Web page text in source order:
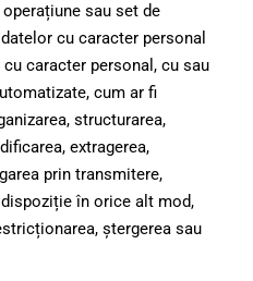
sau set de
cu caracter personal
caracter personal, cu sau
cum ar fi
structurarea,
extragerea,
prin transmitere,
în orice alt mod,
ștergerea sau